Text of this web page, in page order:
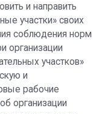
и направить
участки» своих
соблюдения норм
организации
участков»
и
рабочие
организации